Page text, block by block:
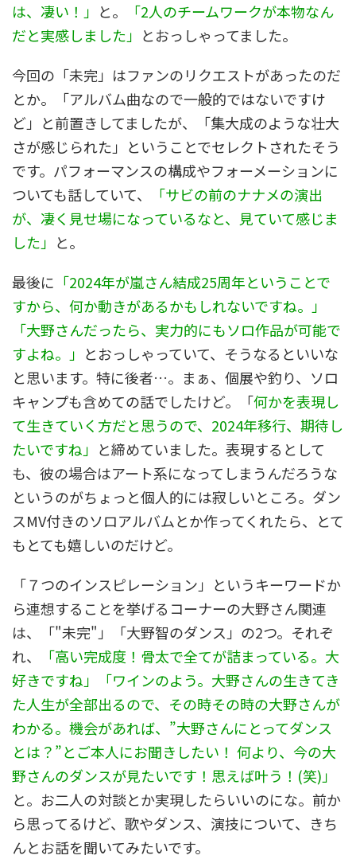
は、凄い！」 と。
「2人のチームワークが本物なん
だと実感しました」 とおっしゃってました。
今回の「未完」はファンのリクエストがあったのだ
とか。「アルバム曲なので一般的ではないですけ
ど」と前置きしてましたが、「集大成のような壮大
さが感じられた」ということでセレクトされたそう
です。パフォーマンスの構成やフォーメーションに
ついても話していて、
「サビの前のナナメの演出
が、凄く見せ場になっているなと、見ていて感じま
した」 と。
最後に 「2024年が嵐さん結成25周年ということで
すから、何か動きがあるかもしれないですね。」
「大野さんだったら、実力的にもソロ作品が可能で
すよね。」 とおっしゃっていて、そうなるといいな
と思います。特に後者…。まぁ、個展や釣り、ソロ
キャンプも含めての話でしたけど。「何かを表現し
て生きていく方だと思うので、2024年移行、期待し
たいですね」 と締めていました。表現するとして
も、彼の場合はアート系になってしまうんだろうな
というのがちょっと個人的には寂しいところ。ダン
スMV付きのソロアルバムとか作ってくれたら、とて
もとても嬉しいのだけど。
「７つのインスピレーション」というキーワードか
ら連想することを挙げるコーナーの大野さん関連
は、「"未完"」「大野智のダンス」の2つ。それぞ
れ、
「高い完成度！骨太で全てが詰まっている。大
好きですね」「ワインのよう。大野さんの生きてき
た人生が全部出るので、その時その時の大野さんが
わかる。機会があれば、”大野さんにとってダンス
とは？”とご本人にお聞きしたい！ 何より、今の大
野さんのダンスが見たいです！思えば叶う！(笑)」
と。お二人の対談とか実現したらいいのにな。前か
ら思ってるけど、歌やダンス、演技について、きち
んとお話を聞いてみたいです。